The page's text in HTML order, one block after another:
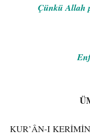
Çünkü Allah
KUR’ÂN-I